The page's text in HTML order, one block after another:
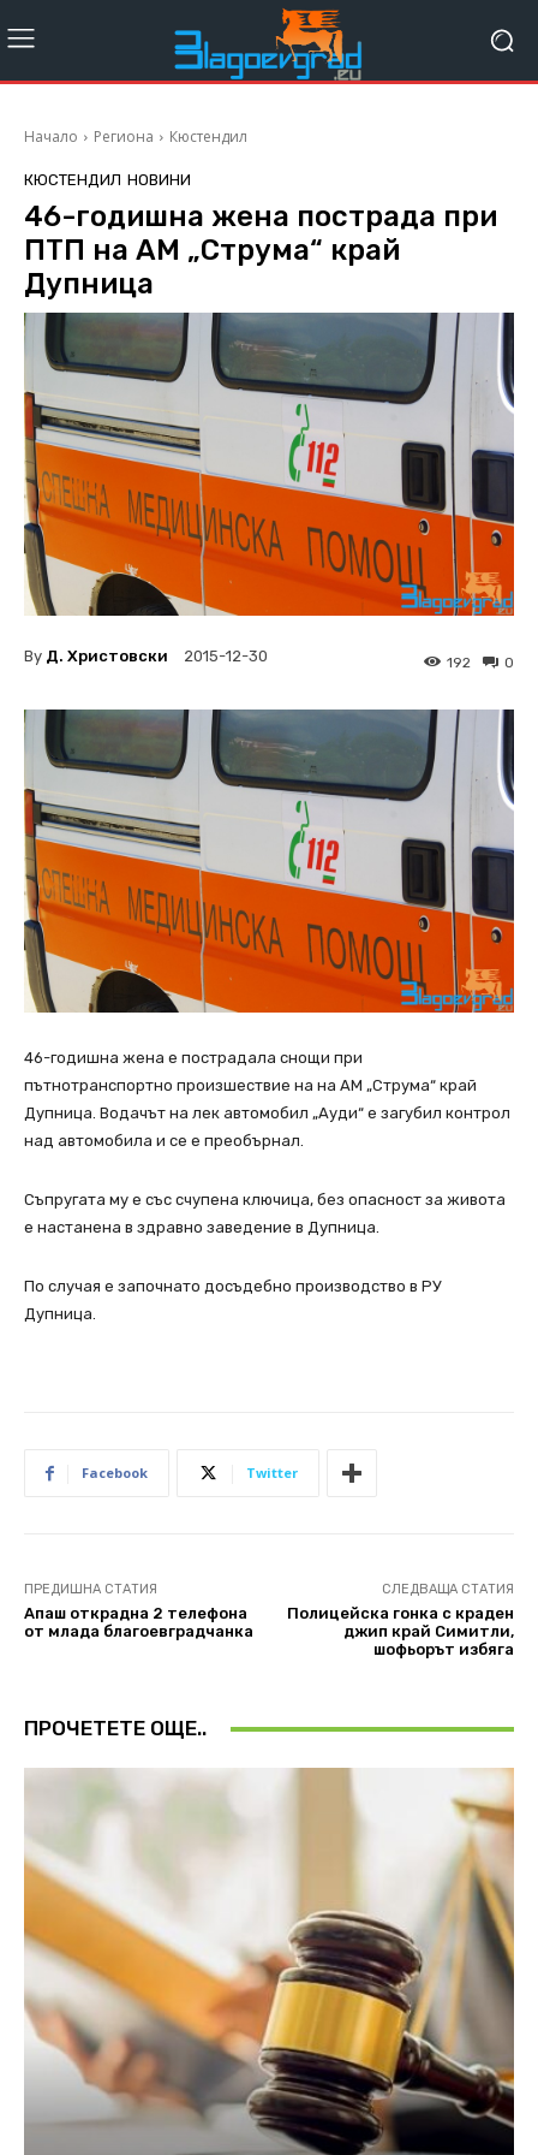
Начало Региона Кюстендил
КЮСТЕНДИЛ НОВИНИ
46-годишна жена пострада при
ПТП на АМ „Струма“ край
Дупница
By Д. Христовски 2015-12-30 0
192
46-годишна жена е пострадала снощи при
пътнотранспортно произшествие на на АМ „Струма“ край
Дупница. Водачът на лeк автомобил „Ауди“ е загубил контрол
над автомобила и се е преобърнал.
Съпругата му е със счупена ключица, без опасност за живота
е настанена в здравно заведение в Дупница.
По случая е започнато досъдебно производство в РУ
Дупница.
Facebook Twitter
ПРЕДИШНА СТАТИЯ
Апаш oткрадна 2 телефона
от млада благоевградчанка
СЛЕДВАЩА СТАТИЯ
Полицейска гонка с краден
джип край Симитли,
шофьорът избяга
ПРОЧЕТЕТЕ ОЩЕ..